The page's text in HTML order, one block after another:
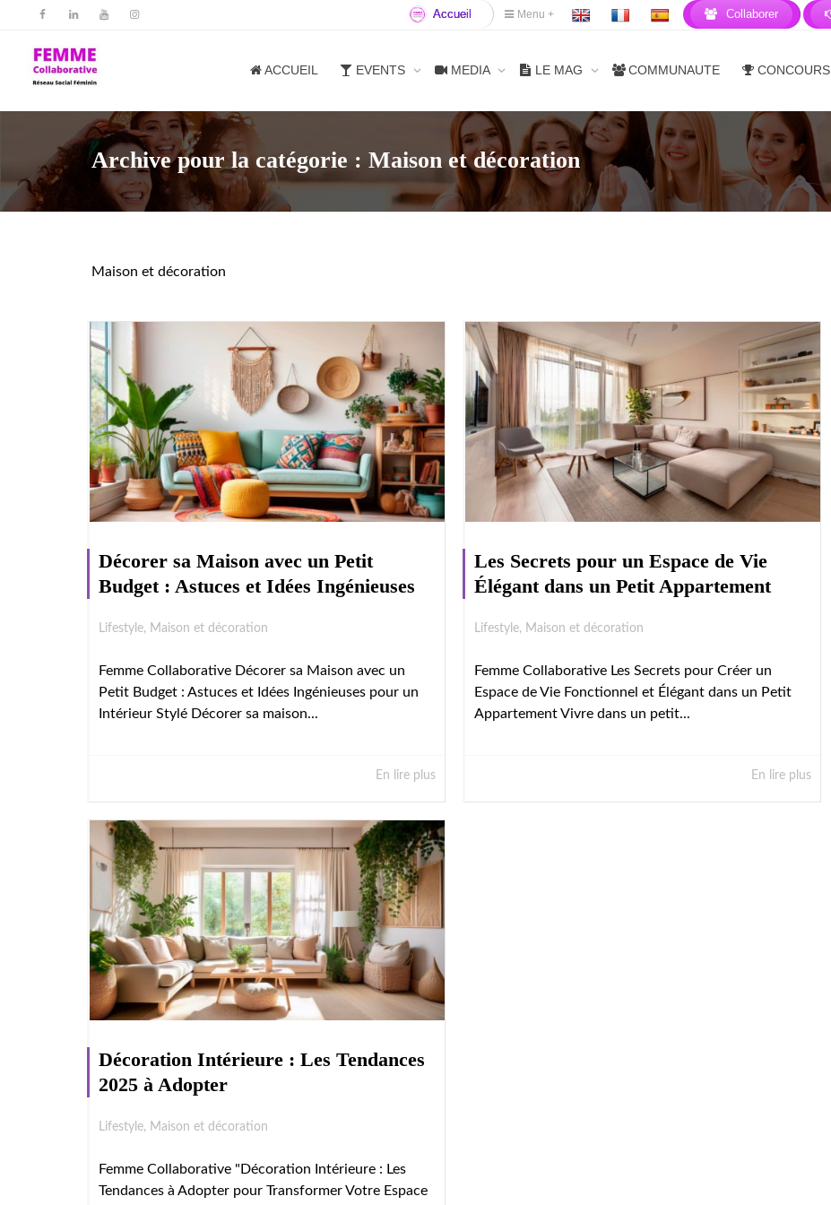
Accueil Menu + Collaborer
ACCUEIL EVENTS MEDIA LE MAG COMMUNAUTE CONCOURS
Archive pour la catégorie : Maison et décoration
Maison et décoration
Décorer sa Maison avec un Petit
Budget : Astuces et Idées Ingénieuses
Lifestyle, Maison et décoration
Femme Collaborative Décorer sa Maison avec un
Petit Budget : Astuces et Idées Ingénieuses pour un
Intérieur Stylé Décorer sa maison...
En lire plus
Les Secrets pour un Espace de Vie
Élégant dans un Petit Appartement
Lifestyle, Maison et décoration
Femme Collaborative Les Secrets pour Créer un
Espace de Vie Fonctionnel et Élégant dans un Petit
Appartement Vivre dans un petit...
En lire plus
Décoration Intérieure : Les Tendances
2025 à Adopter
Lifestyle, Maison et décoration
Femme Collaborative "Décoration Intérieure : Les
Tendances à Adopter pour Transformer Votre Espace